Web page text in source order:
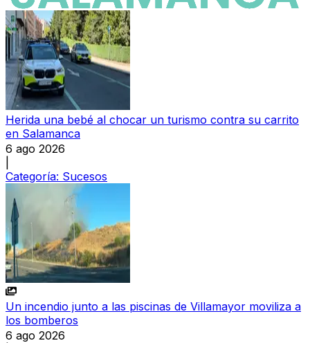
Herida una bebé al chocar un turismo contra su carrito
en Salamanca
6 ago 2026
Categoría: Sucesos
Un incendio junto a las piscinas de Villamayor moviliza a
los bomberos
6 ago 2026